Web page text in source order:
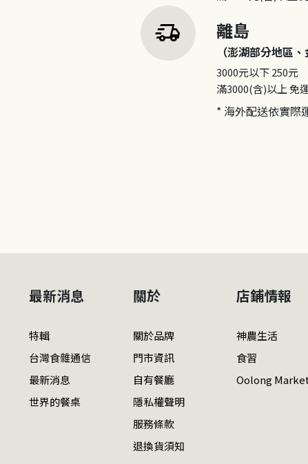
delivery_truck_speed 離島
（澎湖部分地區
3000元以下250元
滿3000(含)以上免
* 海外配送依實際
最新消息
特輯
台灣食雜通信
最新消息
世界的餐桌
關於
關於品牌
門市資訊
自有餐廳
隱私權聲明
服務條款
退換貨須知
店鋪情報
神農生活
食習
Oolong